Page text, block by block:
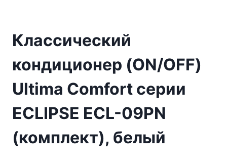
Классический
кондиционер (ON/OFF)
Ultima Comfort серии
ECLIPSE ECL-09PN
(комплект), белый